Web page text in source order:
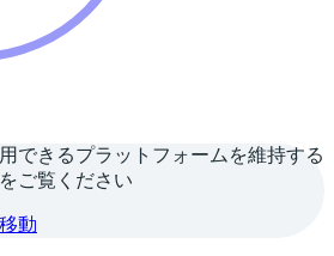
できるプラットフォームを維持する
ご覧ください
動